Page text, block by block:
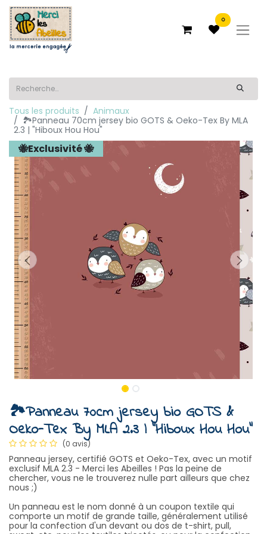
0
Tous les produits
Animaux
🏞️Panneau 70cm jersey bio GOTS & Oeko-Tex By MLA
2.3 | "Hiboux Hou Hou"
🐝Exclusivité 🐝
🏞️Panneau 70cm jersey bio GOTS &
Oeko-Tex By MLA 2.3 | "Hiboux Hou Hou"
(0 avis)
Panneau jersey, certifié GOTS et Oeko-Tex, avec un motif
exclusif MLA 2.3 - Merci les Abeilles ! Pas la peine de
chercher, vous ne le trouverez nulle part ailleurs que chez
nous ;)
Un panneau est le nom donné à un coupon textile qui
comporte un motif de grande taille, généralement utilisé
pour la confection d'un devant ou dos de t-shirt, pull,